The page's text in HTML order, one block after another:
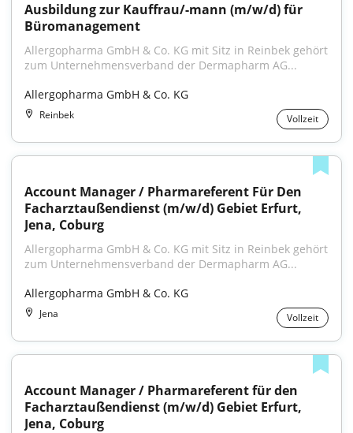
Ausbildung zur Kauffrau/-mann (m/w/d) für
Büromanagement
Allergopharma GmbH & Co. KG mit Sitz in Reinbek gehört
zum Unternehmensverband der Dermapharm AG...
Allergopharma GmbH & Co. KG
Reinbek Vollzeit
Account Manager / Pharmareferent Für Den
Facharztaußendienst (m/w/d) Gebiet Erfurt,
Jena, Coburg
Allergopharma GmbH & Co. KG mit Sitz in Reinbek gehört
zum Unternehmensverband der Dermapharm AG...
Allergopharma GmbH & Co. KG
Jena Vollzeit
Account Manager / Pharmareferent für den
Facharztaußendienst (m/w/d) Gebiet Erfurt,
Jena, Coburg